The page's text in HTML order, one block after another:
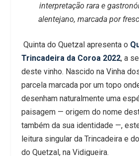
interpretação rara e
alentejano, marcada por
Quinta do Quetzal apresenta o
Trincadeira da Coroa 2022, a
deste vinho. Nascido na Vinha
parcela marcada por um topo
desenham naturalmente uma
paisagem — origem do nome
também da sua identidade —,
leitura singular da Trincadeira e do
do Quetzal, na Vidigueira.